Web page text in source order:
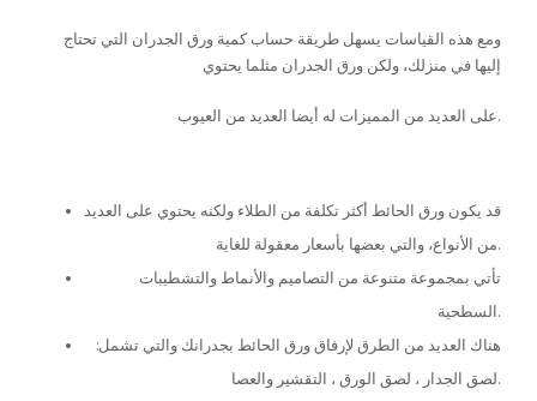
ومع هذه القياسات يسهل طريقة حساب كمية ورق الجدران التي تحتاج
إليها في منزلك، ولكن ورق الجدران مثلما يحتوي
على العديد من المميزات له أيضا العديد من العيوب.
قد يكون ورق الحائط أكثر تكلفة من الطلاء ولكنه يحتوي على العديد
من الأنواع، والتي بعضها بأسعار معقولة للغاية.
تأتي بمجموعة متنوعة من التصاميم والأنماط والتشطيبات
السطحية.
هناك العديد من الطرق لإرفاق ورق الحائط بجدرانك والتي تشمل:
لصق الجدار ، لصق الورق ، التقشير والعصا.